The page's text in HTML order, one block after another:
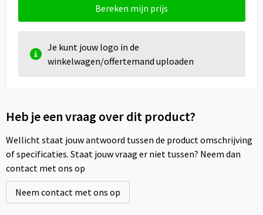
Bereken mijn prijs
Je kunt jouw logo in de
winkelwagen/offertemand uploaden
Heb je een vraag over dit product?
Wellicht staat jouw antwoord tussen de product omschrijving
of specificaties. Staat jouw vraag er niet tussen? Neem dan
contact met ons op
Neem contact met ons op